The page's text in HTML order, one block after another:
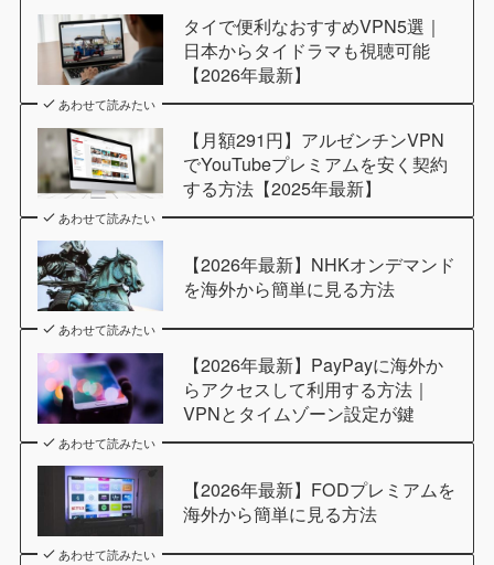
タイで便利なおすすめVPN5選｜
日本からタイドラマも視聴可能
【2026年最新】
あわせて読みたい
【月額291円】アルゼンチンVPN
でYouTubeプレミアムを安く契約
する方法【2025年最新】
あわせて読みたい
【2026年最新】NHKオンデマンド
を海外から簡単に見る方法
あわせて読みたい
【2026年最新】PayPayに海外か
らアクセスして利用する方法｜
VPNとタイムゾーン設定が鍵
あわせて読みたい
【2026年最新】FODプレミアムを
海外から簡単に見る方法
あわせて読みたい